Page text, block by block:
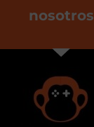
nosotros